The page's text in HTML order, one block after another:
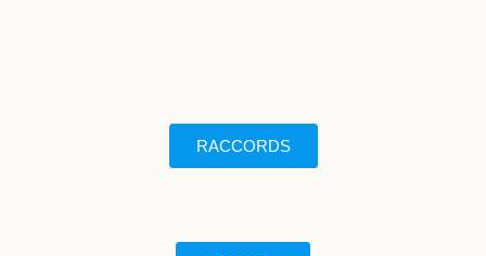
RACCORDS